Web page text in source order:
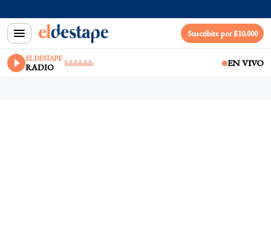
Suscribite por $10.000
EL DESTAPE
RADIO EN VIVO